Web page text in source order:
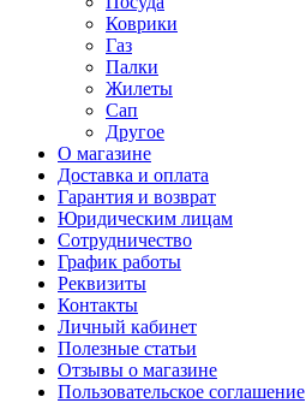
Коврики
Газ
Палки
Жилеты
Сап
Другое
О магазине
Доставка и оплата
Гарантия и возврат
Юридическим лицам
Сотрудничество
График работы
Реквизиты
Контакты
Личный кабинет
Полезные статьи
Отзывы о магазине
Пользовательское соглашение